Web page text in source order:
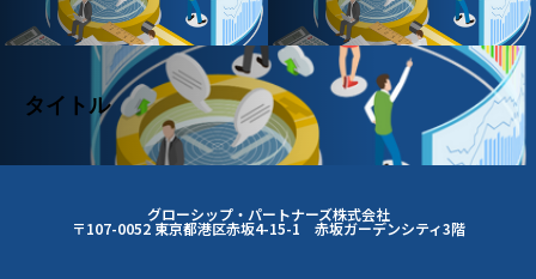
タイトル
グローシップ・パートナーズ株式会社
〒107-0052 東京都港区赤坂4-15-1 赤坂ガーデンシティ3階